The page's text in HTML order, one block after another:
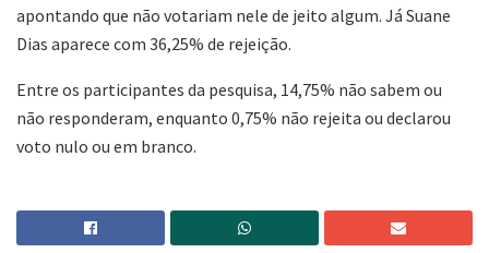
apontando que não votariam nele de jeito algum. Já Suane
Dias aparece com 36,25% de rejeição.
Entre os participantes da pesquisa, 14,75% não sabem ou
não responderam, enquanto 0,75% não rejeita ou declarou
voto nulo ou em branco.